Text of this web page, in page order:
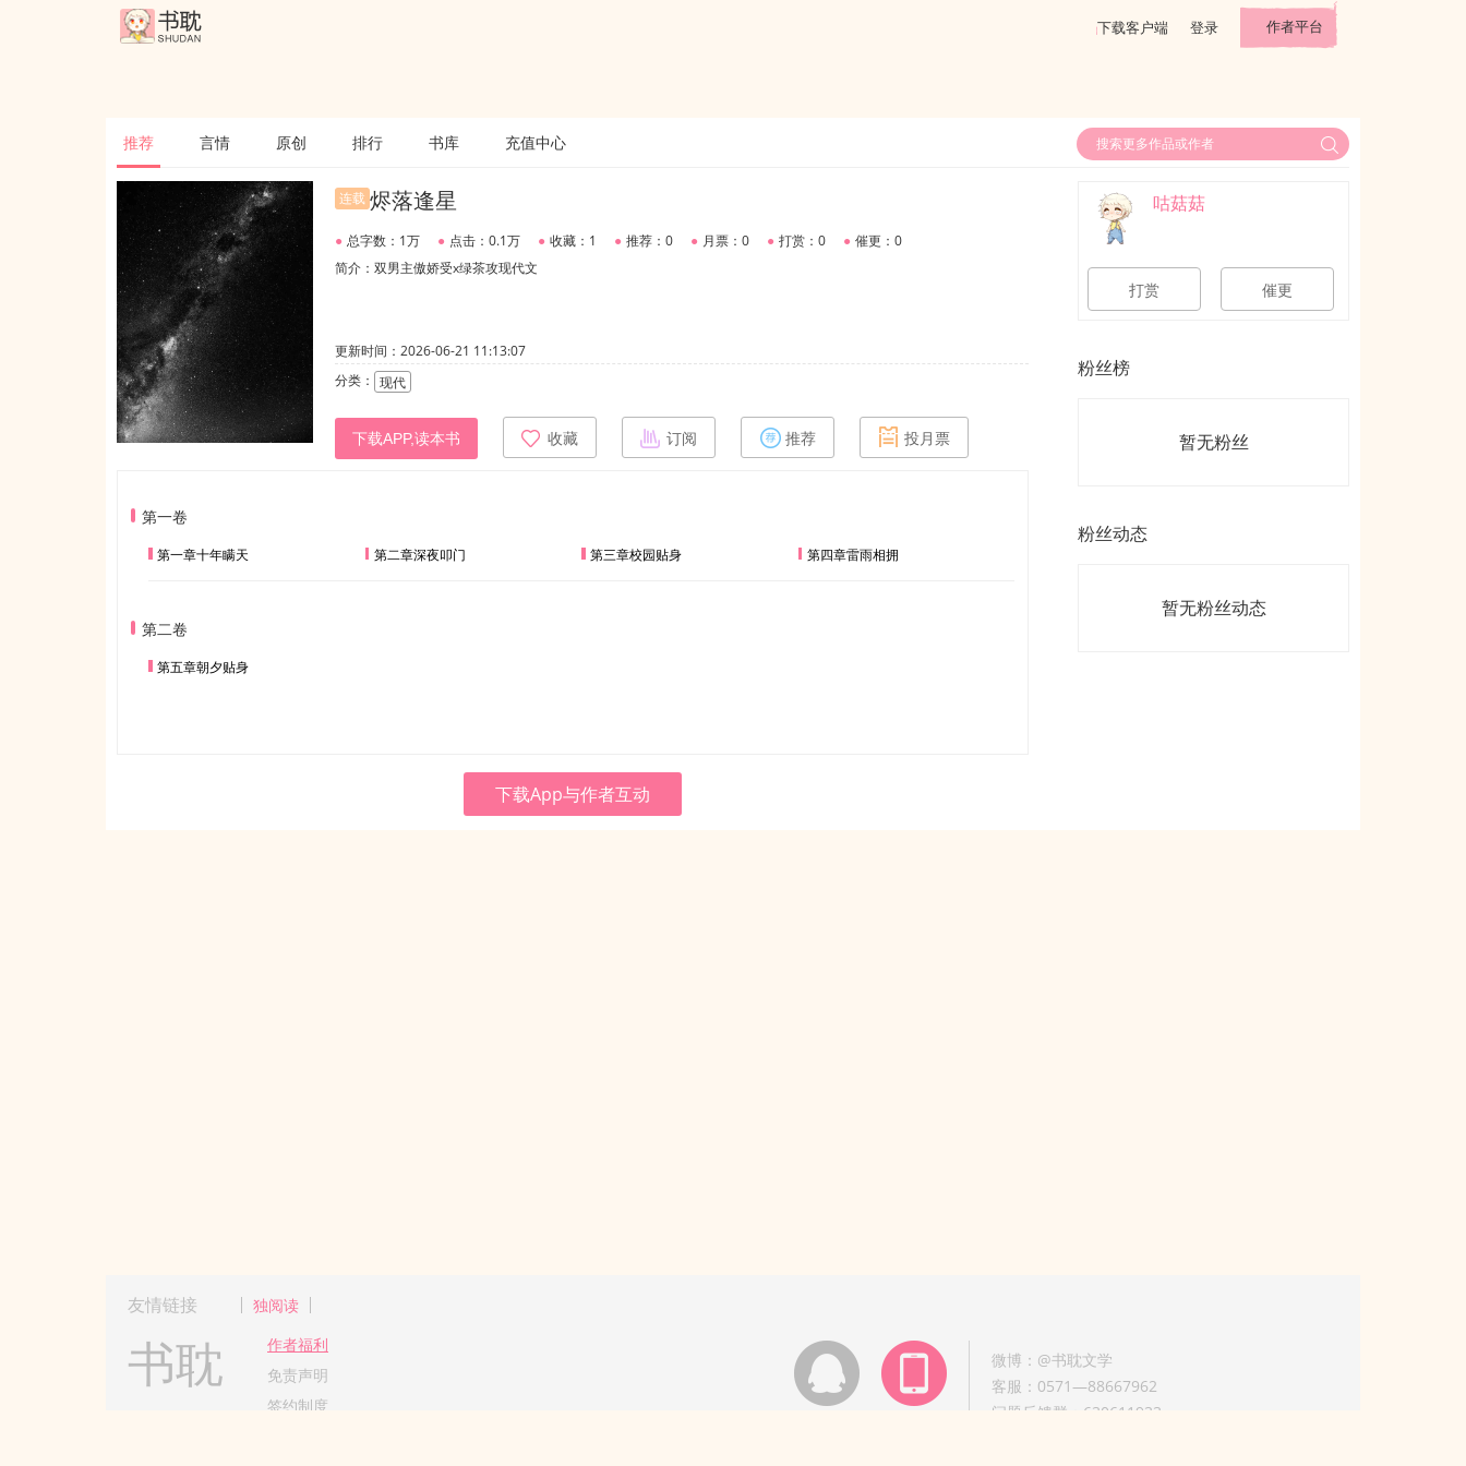
下载客户端 登录 作者平台
推荐 言情 原创 排行 书库 充值中心
连载 烬落逢星
● 总字数：1万 ● 点击：0.1万 ● 收藏：1 ● 推荐：0 ● 月票：0 ● 打赏：0 ● 催更：0
简介：双男主傲娇受x绿茶攻现代文
更新时间：2026-06-21 11:13:07
分类： 现代
下载APP,读本书 收藏 订阅 推荐 投月票
第一卷
第一章十年瞒天 第二章深夜叩门 第三章校园贴身 第四章雷雨相拥
第二卷
第五章朝夕贴身
下载App与作者互动
咕菇菇
打赏 催更
粉丝榜
暂无粉丝
粉丝动态
暂无粉丝动态
友情链接 独阅读
书耽
作者福利
免责声明
签约制度
微博：@书耽文学
客服：0571—88667962
问题反馈群：630611933